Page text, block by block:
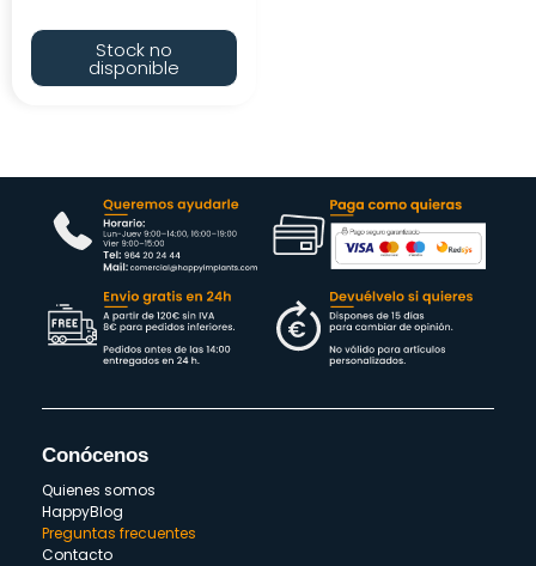
Stock no
disponible
Conócenos
Quienes somos
HappyBlog
Preguntas frecuentes
Contacto